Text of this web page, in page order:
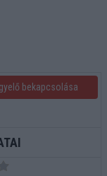
bekapcsolása